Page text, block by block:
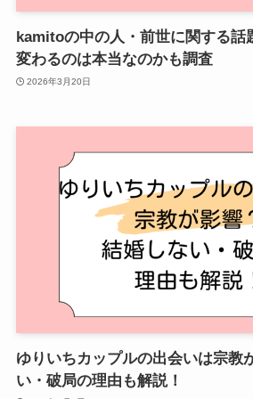
kamitoの中の人・前世に関する話
変わるのは本当なのかも調査
2026年3月20日
ゆりいちカップルの出会いは宗教
い・破局の理由も解説！